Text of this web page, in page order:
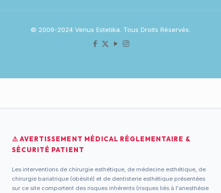
© 2009-2024 Venus Estetika. Tous Droits Réservés.
⚠️ AVERTISSEMENT MÉDICAL RÉGLEMENTAIRE &
SÉCURITÉ PATIENT
Les interventions de chirurgie esthétique, de médecine esthétique, de
chirurgie bariatrique (obésité) et de dentisterie esthétique présentées
sur ce site comportent des risques inhérents (risques liés à l'anesthésie